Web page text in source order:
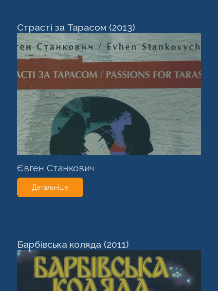
Страсті за Тарасом (2013)
Євген Станкович
Детальніше
Барбівська коляда (2011)